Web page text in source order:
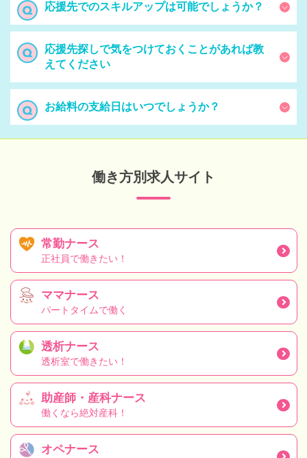
応援先でのスキルアップは可能でしょうか？
応援先探しで気をつけておくことがあれば教
えてください
お給料の支給日はいつでしょうか？
働き方別求人サイト
常勤ナース
正社員で働きたい！
ママナース
パートタイムで働く
透析ナース
透析室で働きたい！
助産師・産科ナース
働くなら絶対産科！
オペナース